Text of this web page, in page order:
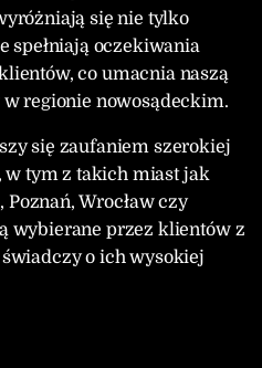
się nie tylko
spełniają oczekiwania
co umacnia naszą
regionie nowosądeckim.
się zaufaniem szerokiej
w tym z takich miast jak
Wrocław czy
wybierane przez klientów z
o ich wysokiej